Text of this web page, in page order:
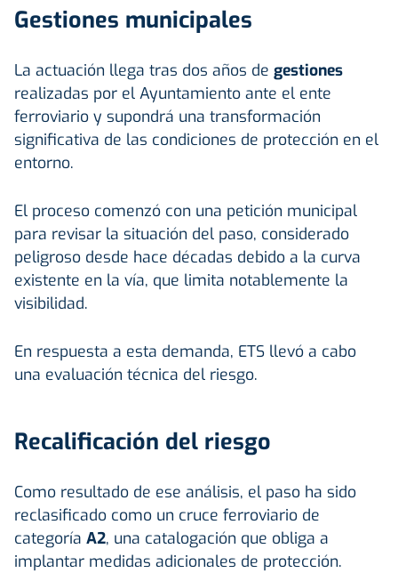
Gestiones municipales
La actuación llega tras dos años de gestiones
realizadas por el Ayuntamiento ante el ente
ferroviario y supondrá una transformación
significativa de las condiciones de protección en el
entorno.
El proceso comenzó con una petición municipal
para revisar la situación del paso, considerado
peligroso desde hace décadas debido a la curva
existente en la vía, que limita notablemente la
visibilidad.
En respuesta a esta demanda, ETS llevó a cabo
una evaluación técnica del riesgo.
Recalificación del riesgo
Como resultado de ese análisis, el paso ha sido
reclasificado como un cruce ferroviario de
categoría A2, una catalogación que obliga a
implantar medidas adicionales de protección.